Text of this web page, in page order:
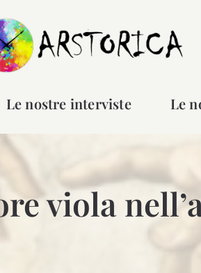
Le nostre interviste Le
viola